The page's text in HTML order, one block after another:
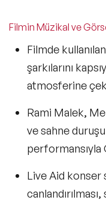
Filmin Müzikal ve
Filmde
şarkılarını
atmosferine
Rami Malek,
ve sahne
performansıyla
Live Aid konser